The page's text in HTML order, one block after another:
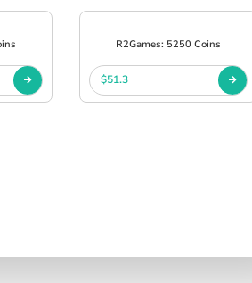
R2Games: 5250 Coins
$51.3